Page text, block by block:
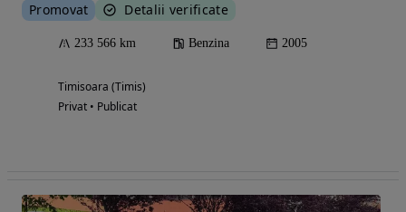
Promovat Detalii verificate
233 566 km Benzina 2005
Timisoara (Timis)
Privat • Publicat